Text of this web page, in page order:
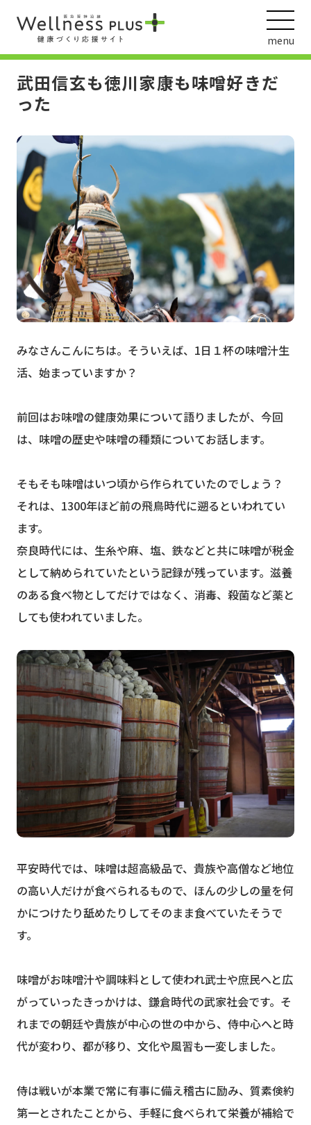
menu
武田信玄も徳川家康も味噌好きだ
った
みなさんこんにちは。そういえば、1日１杯の味噌汁生
活、始まっていますか？
前回はお味噌の健康効果について語りましたが、今回
は、味噌の歴史や味噌の種類についてお話します。
そもそも味噌はいつ頃から作られていたのでしょう？
それは、1300年ほど前の飛鳥時代に遡るといわれてい
ます。
奈良時代には、生糸や麻、塩、鉄などと共に味噌が税金
として納められていたという記録が残っています。滋養
のある食べ物としてだけではなく、消毒、殺菌など薬と
しても使われていました。
平安時代では、味噌は超高級品で、貴族や高僧など地位
の高い人だけが食べられるもので、ほんの少しの量を何
かにつけたり舐めたりしてそのまま食べていたそうで
す。
味噌がお味噌汁や調味料として使われ武士や庶民へと広
がっていったきっかけは、鎌倉時代の武家社会です。そ
れまでの朝廷や貴族が中心の世の中から、侍中心へと時
代が変わり、都が移り、文化や風習も一変しました。
侍は戦いが本業で常に有事に備え稽古に励み、質素倹約
第一とされたことから、手軽に食べられて栄養が補給で
阪急阪神ホールディングス
ヘルスケアの取組